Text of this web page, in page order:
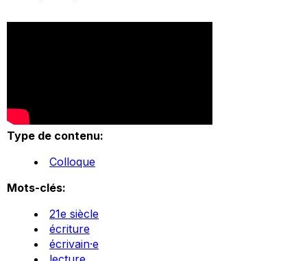
Type de contenu:
Colloque
Mots-clés:
21e siècle
écriture
écrivain·e